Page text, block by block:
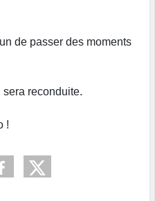
de passer des moments
reconduite.
!